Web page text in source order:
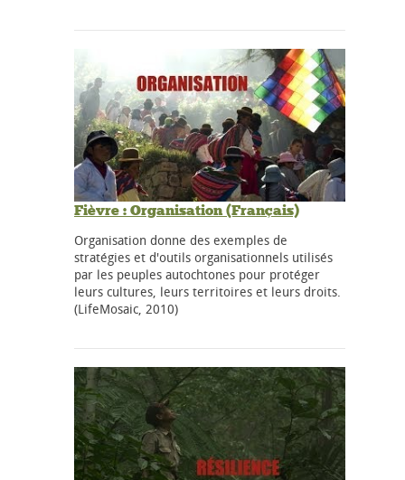
Fièvre : Organisation (Français)
Organisation donne des exemples de
stratégies et d'outils organisationnels utilisés
par les peuples autochtones pour protéger
leurs cultures, leurs territoires et leurs droits.
(LifeMosaic, 2010)